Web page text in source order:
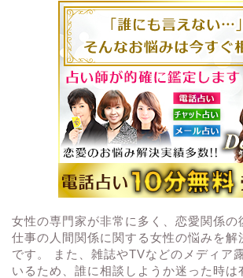
女性の専門家が非常に多く、恋愛関係の
仕事の人間関係に関する女性の悩みを解
です。 また、雑誌やTVなどのメディア
いるため、誰に相談しようか迷った時は